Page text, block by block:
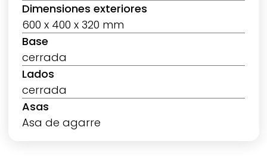
Dimensiones exteriores
600 x 400 x 320 mm
Base
cerrada
Lados
cerrada
Asas
Asa de agarre